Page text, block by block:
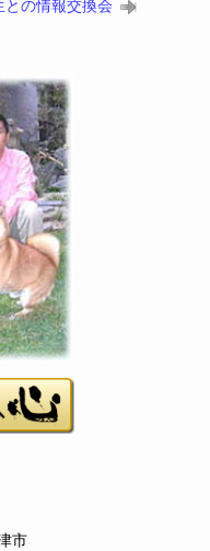
との情報交換会
市